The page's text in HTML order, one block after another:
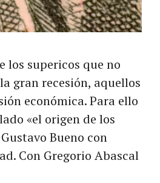
los supericos que no
gran recesión, aquellos
económica. Para ello
«el origen de los
Bueno con
Con Gregorio Abascal